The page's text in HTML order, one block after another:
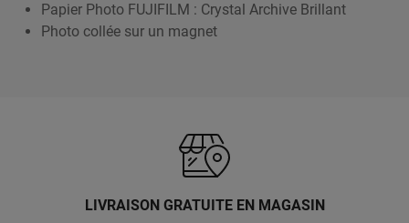
Papier Photo FUJIFILM : Crystal Archive Brillant
Photo collée sur un magnet
LIVRAISON GRATUITE EN MAGASIN